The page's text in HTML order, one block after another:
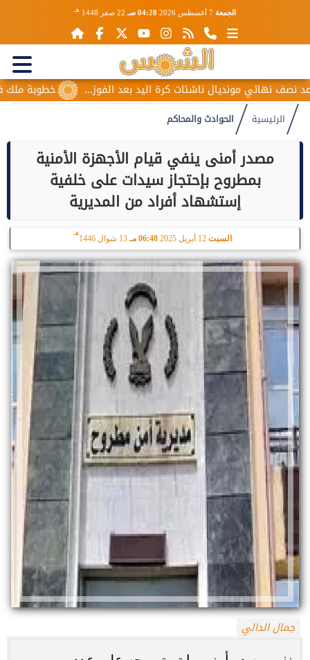
الجمعة 04:28 صـ 22 صفر 1448 هـ
خطوبة ملك قورة نهائي مونديال ناشئات كرة اليد بعد الفوز...
الرئيسية الحوادث والمحاكم
مصدر أمنى ينفي قيام الأجهزة الأمنية
بمطروح بإحتجاز سيدات على خلفية
إستشهاد أفراد من المديرية
السبت 12 أبريل 2025 06:48 مـ 13 شوال 1446
هـ
جمال الدالي